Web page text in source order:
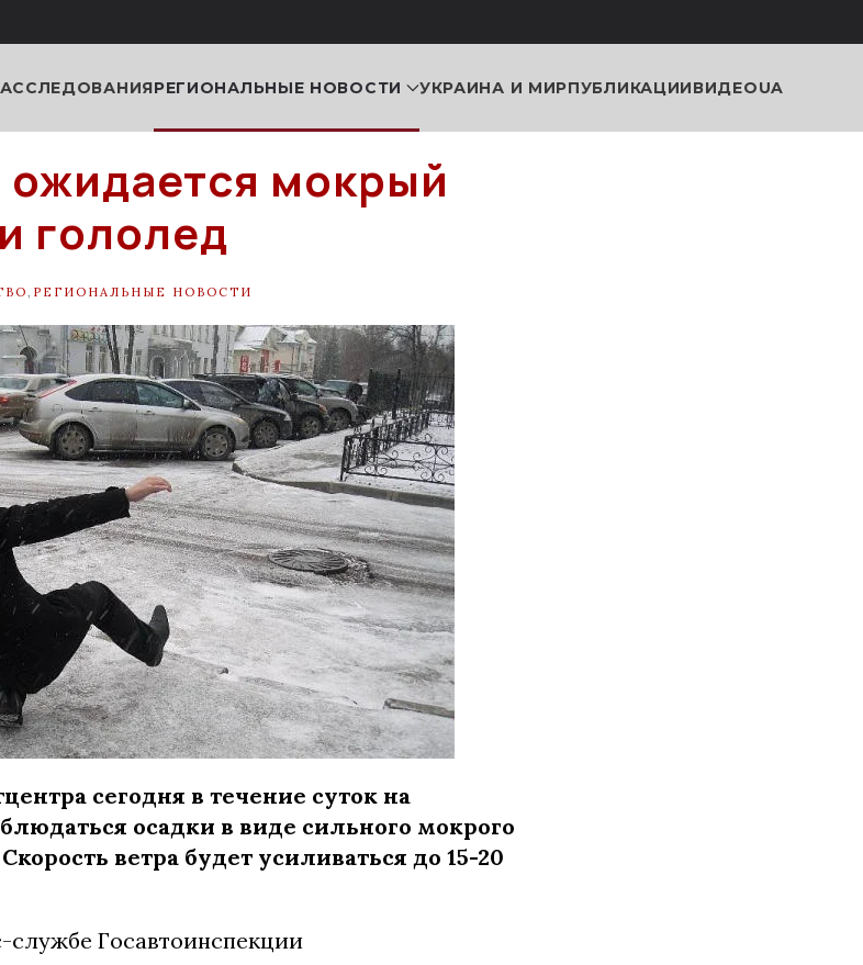
РЕГИОНАЛЬНЫЕ НОВОСТИ УКРАИНА И МИРПУБЛИКАЦИИВИДЕОUA
ожидается мокрый
гололед
РЕГИОНАЛЬНЫЕ НОВОСТИ
сегодня в течение суток на
осадки в виде сильного мокрого
ветра будет усиливаться до 15-20
Госавтоинспекции